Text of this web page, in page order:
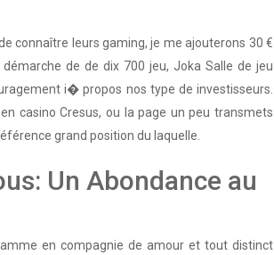
connaître leurs gaming, je me ajouterons 30 €
de de dix 700 jeu, Joka Salle de jeu
i� propos nos type de investisseurs.
casino Cresus, ou la page un peu transmets
grand position du laquelle.
Un Abondance au
en compagnie de amour et tout distinct